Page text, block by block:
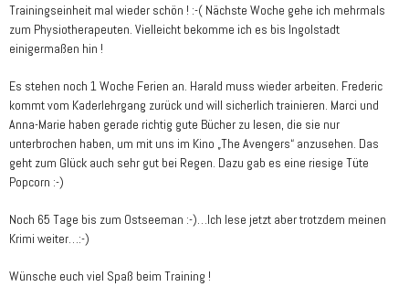
Trainingseinheit mal wieder schön ! :-( Nächste Woche gehe ich mehrmals
zum Physiotherapeuten. Vielleicht bekomme ich es bis Ingolstadt
einigermaßen hin !
Es stehen noch 1 Woche Ferien an. Harald muss wieder arbeiten. Frederic
kommt vom Kaderlehrgang zurück und will sicherlich trainieren. Marci und
Anna-Marie haben gerade richtig gute Bücher zu lesen, die sie nur
unterbrochen haben, um mit uns im Kino „The Avengers“ anzusehen. Das
geht zum Glück auch sehr gut bei Regen. Dazu gab es eine riesige Tüte
Popcorn :-)
Noch 65 Tage bis zum Ostseeman :-)…Ich lese jetzt aber trotzdem meinen
Krimi weiter…:-)
Wünsche euch viel Spaß beim Training !